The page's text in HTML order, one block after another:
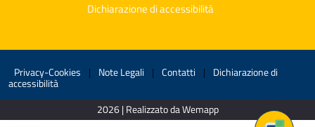
Dichiarazione di accessibilità
Privacy-Cookies | Note Legali | Contatti | Dichiarazione di
accessibilità
2026 | Realizzato da Wemapp